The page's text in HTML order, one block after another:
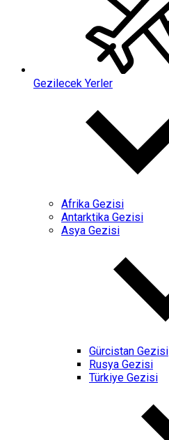
Gezilecek Yerler
Afrika Gezisi
Antarktika Gezisi
Asya Gezisi
Gürcistan Gezisi
Rusya Gezisi
Türkiye Gezisi